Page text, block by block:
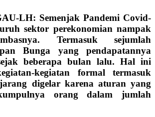
LH: Semenjak Pandemi Covid-
sektor perekonomian nampak
Termasuk sejumlah
Bunga yang pendapatannya
beberapa bulan lalu. Hal ini
kegiatan formal termasuk
digelar karena aturan yang
orang dalam jumlah